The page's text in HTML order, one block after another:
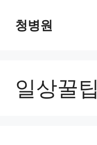
청병원
일상꿀팁